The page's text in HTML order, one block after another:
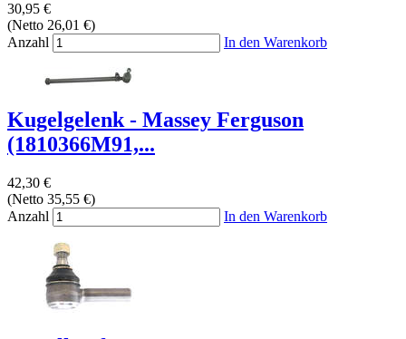
30,95 €
(Netto 26,01 €)
Anzahl
In den Warenkorb
Kugelgelenk - Massey Ferguson
(1810366M91,...
42,30 €
(Netto 35,55 €)
Anzahl
In den Warenkorb